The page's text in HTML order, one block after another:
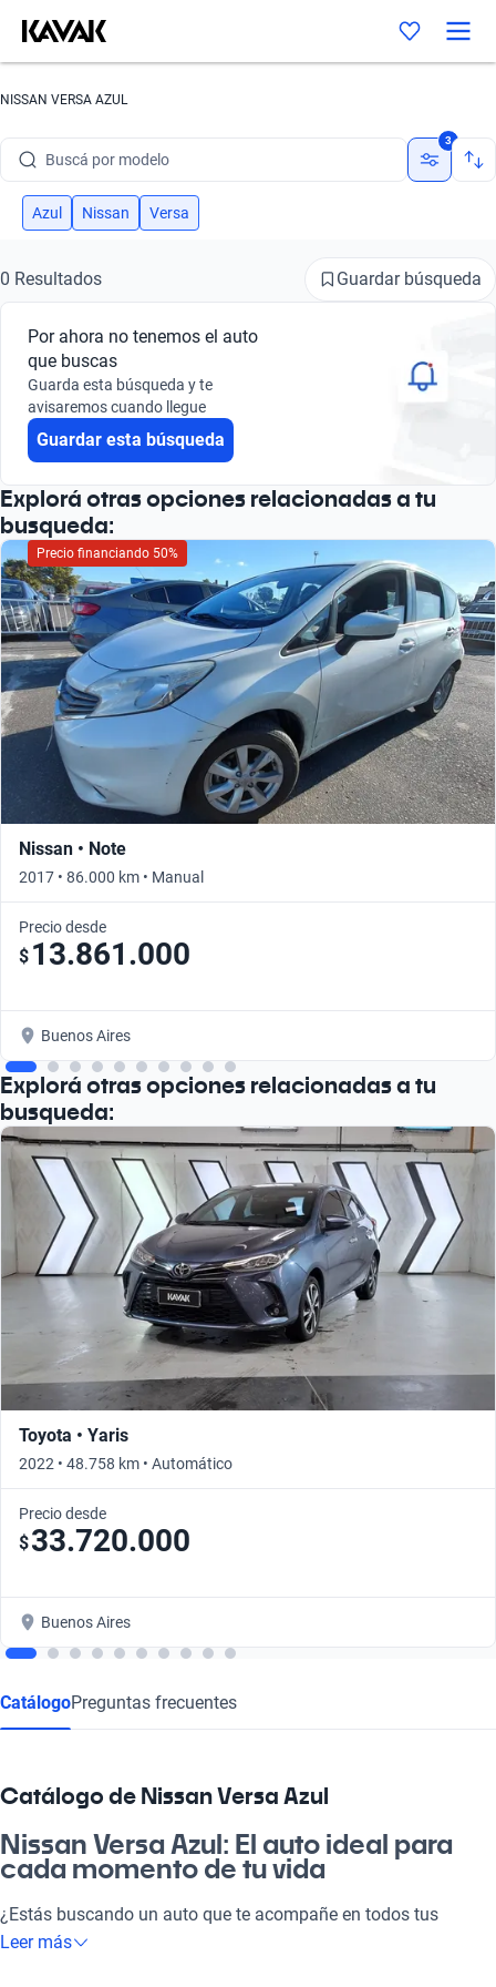
NISSAN VERSA AZUL
Buscá por modelo
Buscá por versión
Buscá por marca
Buscá por modelo
Buscá por versión
3
Azul Nissan Versa
0 Resultados Guardar búsqueda
Por ahora no tenemos el auto
que buscas
Guarda esta búsqueda y te
avisaremos cuando llegue
Guardar esta búsqueda
Explorá otras opciones relacionadas a tu
busqueda:
Precio financiando 50%
Nissan • Note
2017 • 86.000 km • Manual
Precio desde
$ 13.861.000
Buenos Aires
Explorá otras opciones relacionadas a tu
busqueda:
Toyota • Yaris
2022 • 48.758 km • Automático
Precio desde
$33.720.000
Buenos Aires
CatálogoPreguntas frecuentes
Catálogo de Nissan Versa Azul
Nissan Versa Azul: El auto ideal para
cada momento de tu vida
¿Estás buscando un auto que te acompañe en todos tus
caminos? El Nissan Versa Azul es la opción perfecta. Este
Leer más